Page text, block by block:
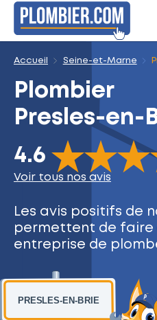
Accueil Seine-et-Marne
Plombier
Presles-en-
4.6
The rating of this
Voir tous nos avis
Les avis positifs de
permettent de faire
entreprise de
PRESLES-EN-BRIE